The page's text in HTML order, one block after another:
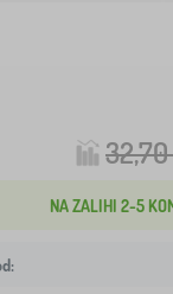
NA ZALIHI 2-5